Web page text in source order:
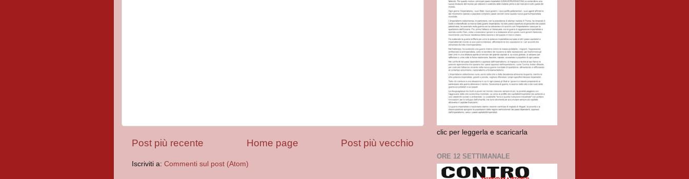
Post più recente Post più vecchio
Home page
Iscriviti a: Commenti sul post (Atom)
clic per leggerla e scaricarla
ORE 12 SETTIMANALE